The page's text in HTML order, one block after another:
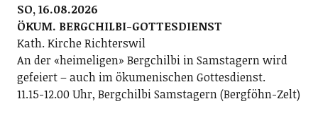
SO, 16.08.2026
ÖKUM. BERGCHILBI-GOTTESDIENST
Kath. Kirche Richterswil
An der «heimeligen» Bergchilbi in Samstagern wird
gefeiert – auch im ökumenischen Gottesdienst.
11.15-12.00 Uhr, Bergchilbi Samstagern (Bergföhn-Zelt)